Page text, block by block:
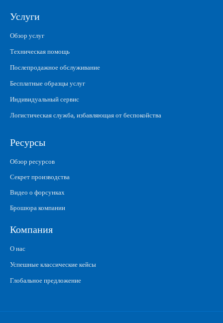
Услуги
Обзор услуг
Техническая помощь
Послепродажное обслуживание
Бесплатные образцы услуг
Индивидуальный сервис
Логистическая служба, избавляющая от беспокойства
Ресурсы
Обзор ресурсов
Секрет производства
Видео о форсунках
Брошюра компании
Компания
О нас
Успешные классические кейсы
Глобальное предложение